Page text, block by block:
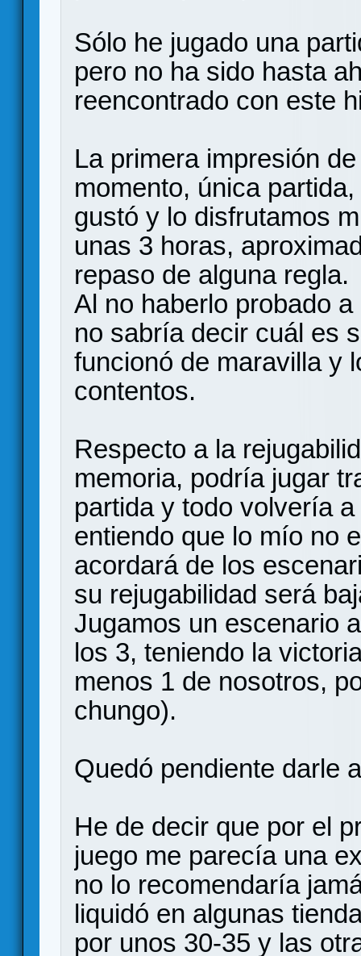
Sólo he jugado una
pero no ha sido hasta
reencontrado con este
La primera impresión
momento, única
gustó y lo disfrutamos
unas 3 horas,
repaso de alguna regla.
Al no haberlo probado
no sabría decir cuál es
funcionó de maravilla y
contentos.
Respecto a la
memoria, podría jugar
partida y todo volvería
entiendo que lo mío no
acordará de los
su rejugabilidad será
Jugamos un escenario
los 3, teniendo la
menos 1 de nosotros,
chungo).
Quedó pendiente darle
He de decir que por el
juego me parecía una
no lo recomendaría
liquidó en algunas
por unos 30-35 y las